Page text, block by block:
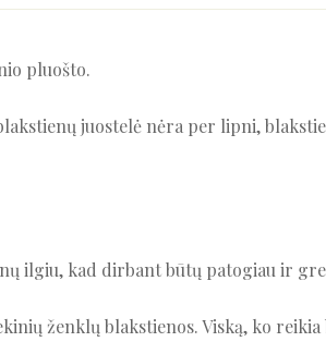
pluošto.
juostelė nėra per lipni,
ilgiu, kad dirbant būtų patogiau ir
ženklų blakstienos. Viską, ko